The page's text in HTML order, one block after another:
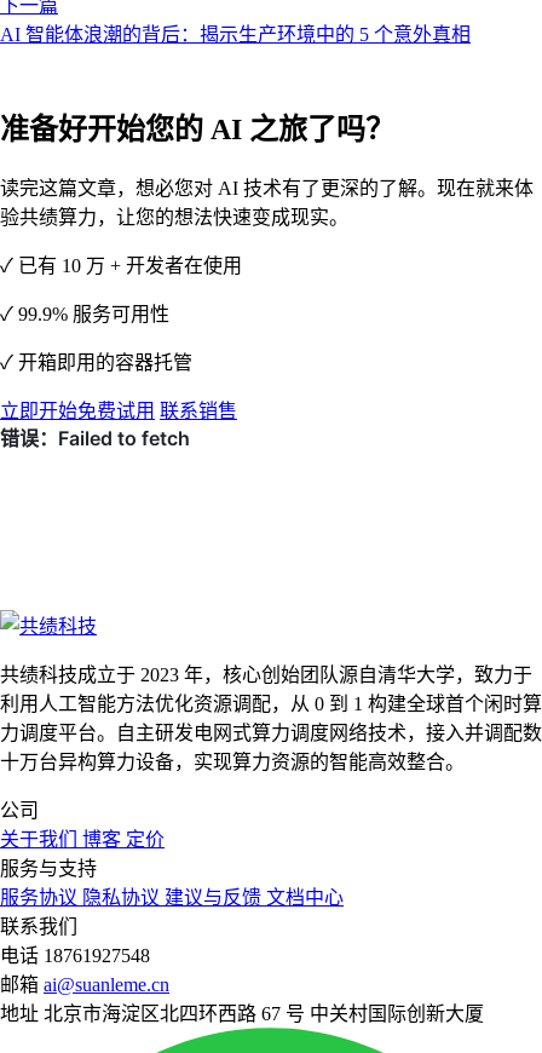
下一篇
AI 智能体浪潮的背后：揭示生产环境中的 5 个意外真相
准备好开始您的 AI 之旅了吗？
读完这篇文章，想必您对 AI 技术有了更深的了解。现在就来体
验共绩算力，让您的想法快速变成现实。
✓ 已有 10 万 + 开发者在使用
✓ 99.9% 服务可用性
✓ 开箱即用的容器托管
立即开始免费试用 联系销售
共绩科技成立于 2023 年，核心创始团队源自清华大学，致力于
利用人工智能方法优化资源调配，从 0 到 1 构建全球首个闲时算
力调度平台。自主研发电网式算力调度网络技术，接入并调配数
十万台异构算力设备，实现算力资源的智能高效整合。
公司
关于我们 博客 定价
服务与支持
服务协议 隐私协议 建议与反馈 文档中心
联系我们
电话 18761927548
邮箱 ai@suanleme.cn
地址 北京市海淀区北四环西路 67 号 中关村国际创新大厦